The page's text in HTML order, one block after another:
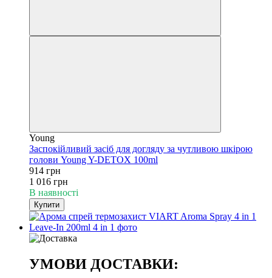
Young
Заспокійливий засіб для догляду за чутливою шкірою
голови Young Y-DETOX 100ml
914 грн
1 016 грн
В наявності
Купити
УМОВИ ДОСТАВКИ: